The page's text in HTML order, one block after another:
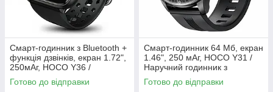
Смарт-годинник з Bluetooth +
функція дзвінків, екран 1.72",
250мАг, HOCO Y36 /
Спортивний годинник на руку
/ Розумний годинник
Готово до відправки
Смарт-годинник 64 Мб, екран
1.46", 250 мАг, HOCO Y31 /
Наручний годинник з
функцією дзвінка / Розумний
годинник на руку
Готово до відправки